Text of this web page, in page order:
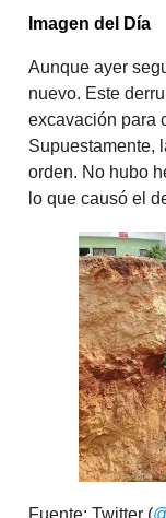
Imagen del Día
Aunque ayer
nuevo. Este
excavación para
Supuestamente,
orden. No hubo
lo que causó el
Fuente: Twitter (